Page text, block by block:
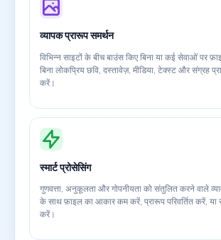
व्यापक प्रारूप समर्थन
विभिन्न साइटों के बीच बाउंस किए बिना या कई सेवाओं पर
बिना लोकप्रिय छवि, दस्तावेज़, मीडिया, टेक्स्ट और संग्रह
करें।
स्मार्ट प्रोसेसिंग
गुणवत्ता, अनुकूलता और गोपनीयता को संतुलित करने वाले
के साथ फ़ाइल का आकार कम करें, प्रारूप परिवर्तित करें, या
करें।